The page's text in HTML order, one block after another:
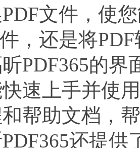
文件，使
，还是将
PDF365的
速上手并使
帮助文档，
还提